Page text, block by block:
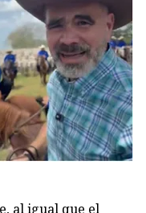
al igual que el